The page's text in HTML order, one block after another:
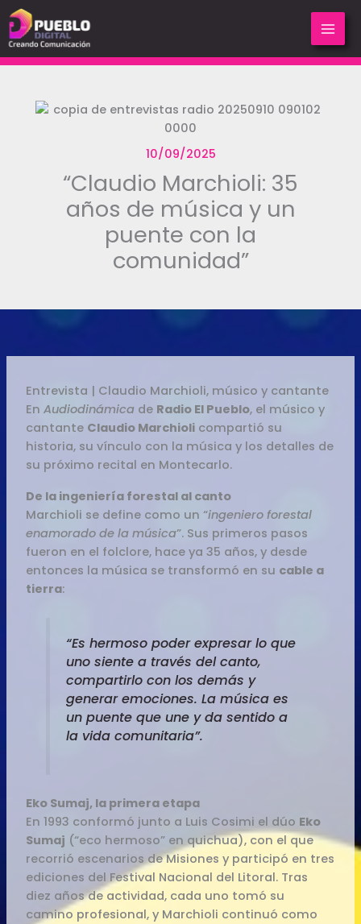
al
contenido
10/09/2025
“Claudio Marchioli: 35
años de música y un
puente con la
comunidad”
Entrevista | Claudio Marchioli, músico y cantante
EnAudiodinámica de Radio El Pueblo, el músico y
cantante Claudio Marchioli compartió su
historia, su vínculo con la música y los detalles de
su próximo recital en Montecarlo.
De la ingeniería forestal al canto
Marchioli se define como un “ingeniero forestal
enamorado de la música”. Sus primeros pasos
fueron en el folclore, hace ya 35 años, y desde
entonces la música se transformó en su cable a
tierra:
“Es hermoso poder expresar lo que
uno siente a través del canto,
compartirlo con los demás y
generar emociones. La música es
un puente que une y da sentido a
la vida comunitaria”.
Eko Sumaj, la primera etapa
En 1993 conformó junto a Luis Cosimi el dúo Eko
Sumaj (“eco hermoso” en quichua), con el que
recorrió escenarios de Misiones y participó en tres
ediciones del Festival Nacional del Litoral. Tras
diez años de actividad, cada uno tomó su
camino profesional, y Marchioli continuó como